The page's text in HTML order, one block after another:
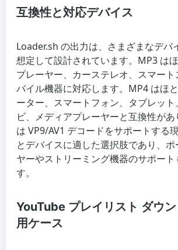
互換性と対応デバイス
Loader.sh の出力は、さまざまなデバ
想定して設計されています。MP3 は
プレーヤー、カーステレオ、スマー
バイル機器に対応します。MP4 はほ
ーター、スマートフォン、タブレッ
ビ、メディアプレーヤーと互換性が
は VP9/AV1 デコードをサポートする
とデバイスに適した選択肢であり、
ヤーやストリーミング機器のサポート
す。
YouTube プレイリスト ダウン
用ケース